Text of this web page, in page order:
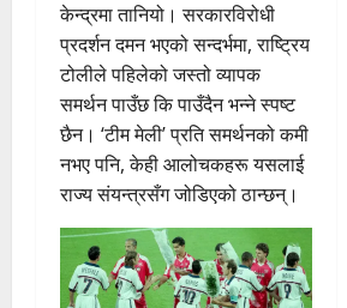
केन्द्रमा तानियो। सरकारविरोधी
प्रदर्शन दमन भएको सन्दर्भमा, राष्ट्रिय
टोलीले पहिलेको जस्तो व्यापक
समर्थन पाउँछ कि पाउँदैन भन्ने स्पष्ट
छैन। ‘टीम मेली’ प्रति समर्थनको कमी
नभए पनि, केही आलोचकहरू यसलाई
राज्य संयन्त्रसँग जोडिएको ठान्छन्।